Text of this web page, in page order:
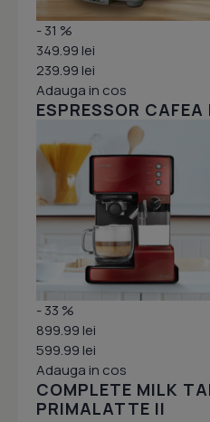
- 31 %
349.99 lei
239.99 lei
Adauga in cos
ESPRESSOR
- 33 %
899.99 lei
599.99 lei
Adauga in cos
COMPLETE MILK
PRIMALATTE II